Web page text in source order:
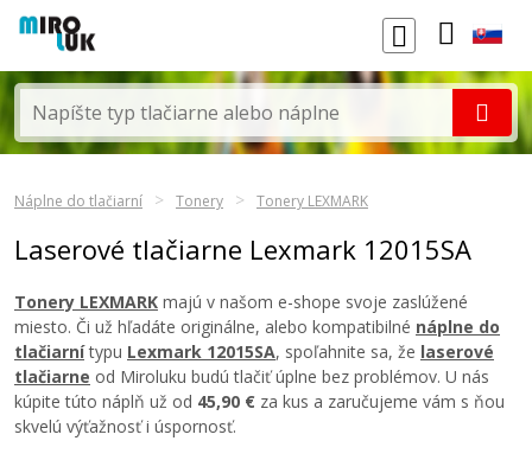
Náplne do tlačiarní Tonery Tonery LEXMARK
Laserové tlačiarne Lexmark 12015SA
Tonery LEXMARK majú v našom e-shope svoje zaslúžené
miesto. Či už hľadáte originálne, alebo kompatibilné náplne do
tlačiarnítypu Lexmark 12015SA, spoľahnite sa, že laserové
tlačiarne od Miroluku budú tlačiť úplne bez problémov. U nás
kúpite túto náplň už od 45,90 € za kus a zaručujeme vám s ňou
skvelú výťažnosť i úspornosť.